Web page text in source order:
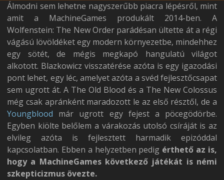
Álmodni sem lehetne nagyszerűbb piacra lépésről, mint
amit a MachineGames produkált 2014-ben. A
Wolfenstein: The New Order parádésan ültette át a régi
vágású lövöldéket egy modern környezetbe, mindehhez
egy sötét, de mégis megkapó hangulatú világot
alkotott. Blazkowicz visszatérése azóta is egy igazodási
pont lehet, egy léc, amelyet azóta a svéd fejlesztőcsapat
sem ugrott át. A The Old Blood és a The New Colossus
még csak apránként maradozott le az első résztől, de a
Youngblood már ugrott egy fejest a pöcegödörbe.
Egyben kiölte belőlem a várakozás utolsó csíráját is az
elvileg azóta is fejlesztett harmadik epizóddal
kapcsolatban. Ebben a helyzetben pedig érthető az is,
hogy a MachineGames következő játékát is némi
szkepticizmus övezte.